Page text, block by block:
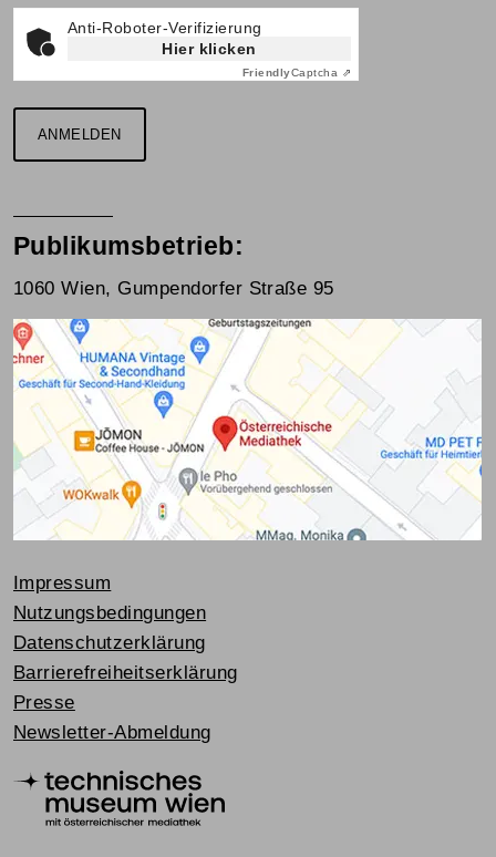
Anti-Roboter-Verifizierung
Hier klicken
FriendlyCaptcha ⇗
ANMELDEN
Publikumsbetrieb:
1060 Wien, Gumpendorfer Straße 95
Impressum
Nutzungsbedingungen
Datenschutzerklärung
Barrierefreiheitserklärung
Presse
Newsletter-Abmeldung